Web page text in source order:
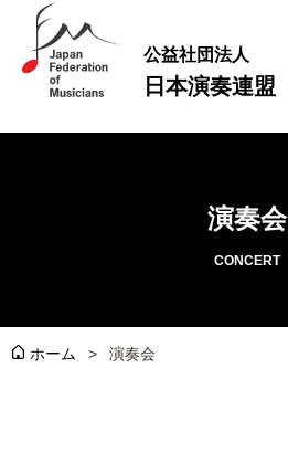
公益社団法人
日本演奏連盟
演奏会
CONCERT
ホーム 演奏会